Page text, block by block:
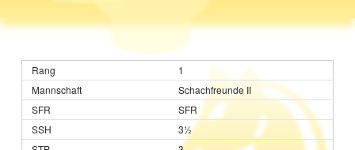
MAGAZIN
TERMINE
1
Schachfreunde II
SFR
3½